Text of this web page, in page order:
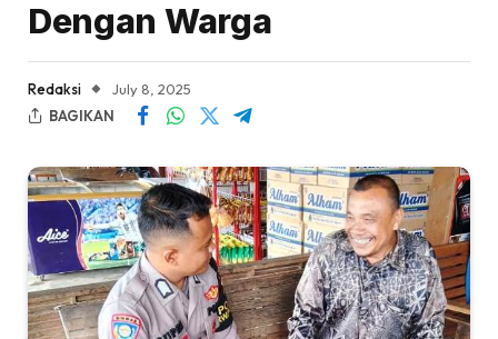
Dengan Warga
Redaksi
July 8, 2025
BAGIKAN